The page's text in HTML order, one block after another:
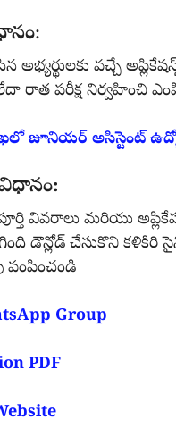
:
అభ్యర్థులకు వచ్చే
రాత పరీక్ష నిర్వహించి
జూనియర్ అసిస్టెంట్
వివరాలు మరియు
డౌన్లోడ్ చేసుకొని కళికిరి
పంపించండి
Group
PDF